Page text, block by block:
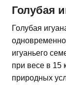
Голубая
Голубая
игуаньего
при весе в 15
природных